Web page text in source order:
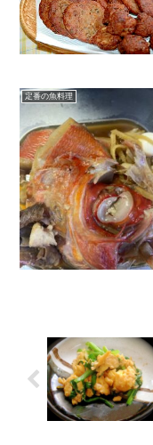
定番の魚料理